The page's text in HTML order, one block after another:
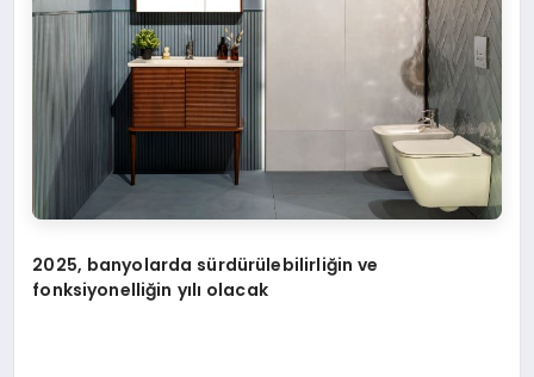
2025, banyolarda sürdürülebilirliğin ve
fonksiyonelliğin yılı olacak